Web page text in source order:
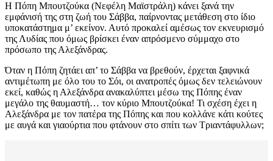
Η Πόπη Μπουτζούκα (Νεφέλη Μαϊστράλη) κάνει ξανά την
εμφάνισή της στη ζωή του Σάββα, παίρνοντας μετάθεση στο ίδιο
υποκατάστημα μ’ εκείνον. Αυτό προκαλεί αμέσως τον εκνευρισμό
της Λυδίας που όμως βρίσκει έναν απρόσμενο σύμμαχο στο
πρόσωπο της Αλεξάνδρας.
Όταν η Πόπη ζητάει απ’ το Σάββα να βρεθούν, έρχεται ξαφνικά
αντιμέτωπη με όλο του το Σόι, οι ανατροπές όμως δεν τελειώνουν
εκεί, καθώς η Αλεξάνδρα ανακαλύπτει μέσω της Πόπης έναν
μεγάλο της θαυμαστή… τον κύριο Μπουτζούκα! Τι σχέση έχει η
Αλεξάνδρα με τον πατέρα της Πόπης και που κολλάνε κάτι κούτες
με αυγά και γιαούρτια που φτάνουν στο σπίτι των Τριαντάφυλλων;